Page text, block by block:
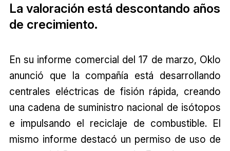
La valoración está descontando años
de crecimiento.
En su informe comercial del 17 de marzo, Oklo
anunció que la compañía está desarrollando
centrales eléctricas de fisión rápida, creando
una cadena de suministro nacional de isótopos
e impulsando el reciclaje de combustible. El
mismo informe destacó un permiso de uso de